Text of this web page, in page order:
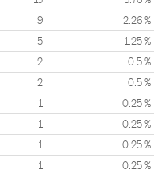
9 2.26 %
5 1.25 %
2 0.5 %
2 0.5 %
1 0.25 %
1 0.25 %
1 0.25 %
1 0.25 %